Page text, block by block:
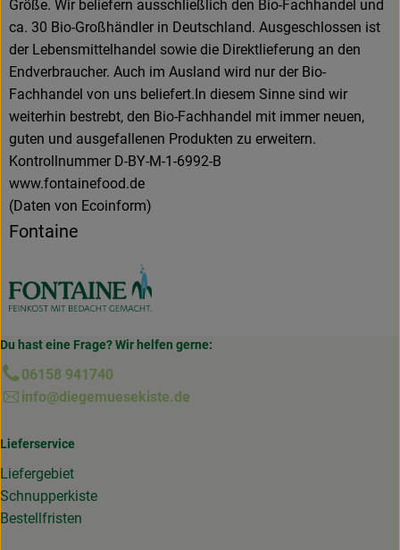
Größe. Wir beliefern ausschließlich den Bio-Fachhandel und
ca. 30 Bio-Großhändler in Deutschland. Ausgeschlossen ist
der Lebensmittelhandel sowie die Direktlieferung an den
Endverbraucher. Auch im Ausland wird nur der Bio-
Fachhandel von uns beliefert.In diesem Sinne sind wir
weiterhin bestrebt, den Bio-Fachhandel mit immer neuen,
guten und ausgefallenen Produkten zu erweitern.
Kontrollnummer D-BY-M-1-6992-B
www.fontainefood.de
(Daten von Ecoinform)
Fontaine
Du hast eine Frage? Wir helfen gerne:
06158 941740
info@diegemuesekiste.de
Lieferservice
Liefergebiet
Schnupperkiste
Bestellfristen